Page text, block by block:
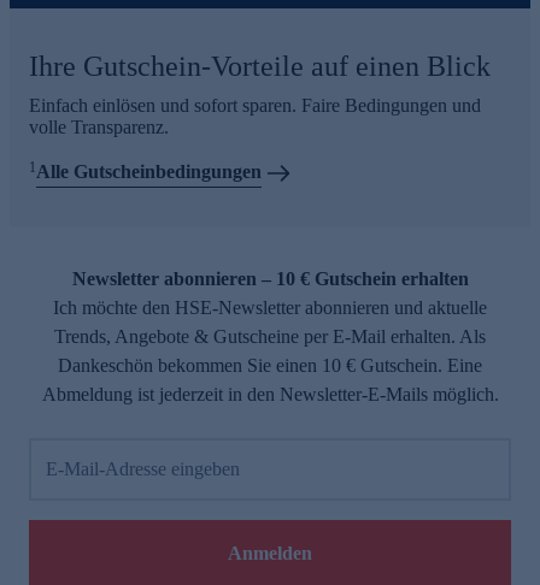
Ihre Gutschein-Vorteile auf einen Blick
Einfach einlösen und sofort sparen. Faire Bedingungen und
volle Transparenz.
1Alle Gutscheinbedingungen
Newsletter abonnieren – 10 € Gutschein erhalten
Ich möchte den HSE-Newsletter abonnieren und aktuelle
Trends, Angebote & Gutscheine per E-Mail erhalten. Als
Dankeschön bekommen Sie einen 10 € Gutschein. Eine
Abmeldung ist jederzeit in den Newsletter-E-Mails möglich.
E-Mail-Adresse eingeben
Anmelden